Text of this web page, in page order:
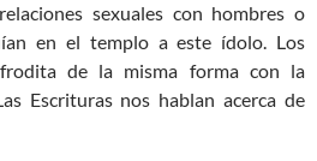
sexuales con hombres o
en el templo a este ídolo. Los
de la misma forma con la
Escrituras nos hablan acerca de